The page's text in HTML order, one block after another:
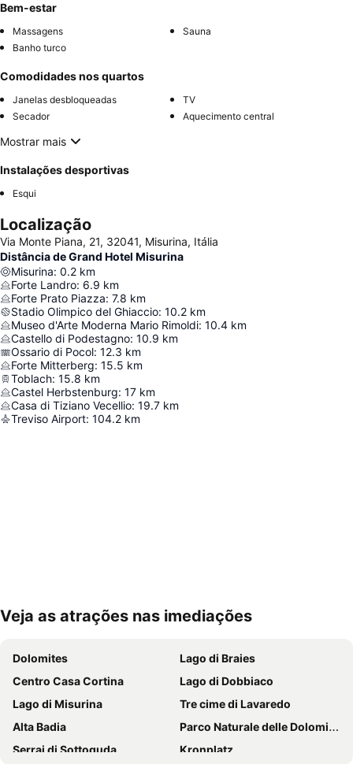
Bem-estar
Massagens
Sauna
Banho turco
Comodidades nos quartos
Janelas desbloqueadas
TV
Secador
Aquecimento central
Mostrar mais
Instalações desportivas
Esqui
Localização
Via Monte Piana, 21, 32041, Misurina, Itália
Distância de Grand Hotel Misurina
Misurina: 0.2 km
Forte Landro: 6.9 km
Forte Prato Piazza: 7.8 km
Stadio Olimpico del Ghiaccio: 10.2 km
Museo d'Arte Moderna Mario Rimoldi: 10.4 km
Castello di Podestagno: 10.9 km
Ossario di Pocol: 12.3 km
Forte Mitterberg: 15.5 km
Toblach: 15.8 km
Castel Herbstenburg: 17 km
Casa di Tiziano Vecellio: 19.7 km
Treviso Airport: 104.2 km
Ampliar mapa
Veja as atrações nas imediações
Dolomites
Lago di Braies
Centro Casa Cortina
Lago di Dobbiaco
Lago di Misurina
Tre cime di Lavaredo
Alta Badia
Parco Naturale delle Dolomiti d'Ampezzo
Serrai di Sottoguda
Kronplatz